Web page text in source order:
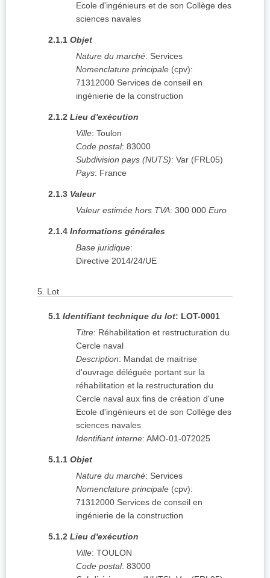
Ecole d'ingénieurs et de son Collège des
sciences navales
2.1.1 Objet
Nature du marché: Services
Nomenclature principale (cpv):
71312000 Services de conseil en
ingénierie de la construction
2.1.2 Lieu d'exécution
Ville: Toulon
Code postal: 83000
Subdivision pays (NUTS): Var (FRL05)
Pays: France
2.1.3 Valeur
Valeur estimée hors TVA: 300 000 Euro
2.1.4 Informations générales
Base juridique:
Directive 2014/24/UE
5. Lot
5.1 Identifiant technique du lot: LOT-0001
Titre: Réhabilitation et restructuration du
Cercle naval
Description: Mandat de maitrise
d'ouvrage déléguée portant sur la
réhabilitation et la restructuration du
Cercle naval aux fins de création d'une
Ecole d'ingénieurs et de son Collège des
sciences navales
Identifiant interne: AMO-01-072025
5.1.1 Objet
Nature du marché: Services
Nomenclature principale (cpv):
71312000 Services de conseil en
ingénierie de la construction
5.1.2 Lieu d'exécution
Ville: TOULON
Code postal: 83000